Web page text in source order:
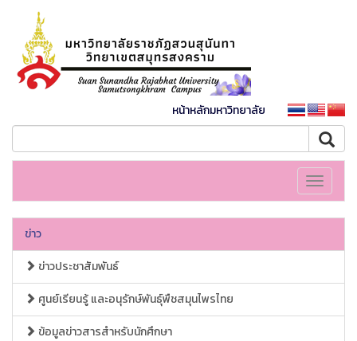
หน้าหลักมหาวิทยาลัย
Toggle
ข่าว
ข่าวประชาสัมพันธ์
ศูนย์เรียนรู้ และอนุรักษ์พันธุ์พืชสมุนไพรไทย
ข้อมูลข่าวสารสำหรับนักศึกษา